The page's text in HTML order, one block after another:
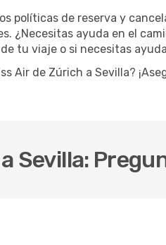
políticas de reserva y
¿Necesitas ayuda en el
tu viaje o si necesitas
Air de Zúrich a Sevilla?
Sevilla: